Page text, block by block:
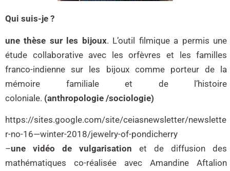
Qui suis-je ?
une thèse sur les bijoux. L’outil filmique a permis une
étude collaborative avec les orfèvres et les familles
franco-indienne sur les bijoux comme porteur de la
mémoire familiale et de l’histoire
coloniale. (anthropologie /sociologie)
https://sites.google.com/site/ceiasnewsletter/newslette
r-no-16—winter-2018/jewelry-of-pondicherry
–une vidéo de vulgarisation et de diffusion des
mathématiques co-réalisée avec Amandine Aftalion